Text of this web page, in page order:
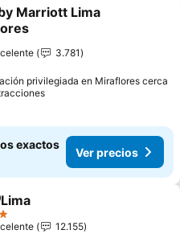
a favoritos
Marriott Lima
3.781
privilegiada en Miraflores cerca
exactos
Ver precios
a favoritos
12.155